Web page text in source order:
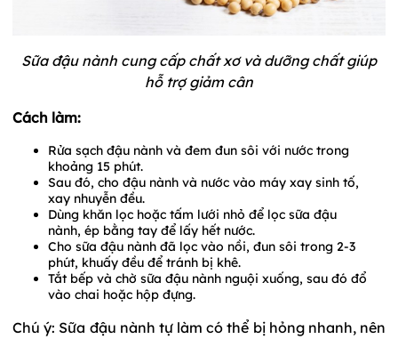
Sữa đậu nành cung cấp chất xơ và dưỡng chất giúp
hỗ trợ giảm cân
Cách làm:
Rửa sạch đậu nành và đem đun sôi với nước trong
khoảng 15 phút.
Sau đó, cho đậu nành và nước vào máy xay sinh tố,
xay nhuyễn đều.
Dùng khăn lọc hoặc tấm lưới nhỏ để lọc sữa đậu
nành, ép bằng tay để lấy hết nước.
Cho sữa đậu nành đã lọc vào nồi, đun sôi trong 2-3
phút, khuấy đều để tránh bị khê.
Tắt bếp và chờ sữa đậu nành nguội xuống, sau đó đổ
vào chai hoặc hộp đựng.
Chú ý: Sữa đậu nành tự làm có thể bị hỏng nhanh, nên